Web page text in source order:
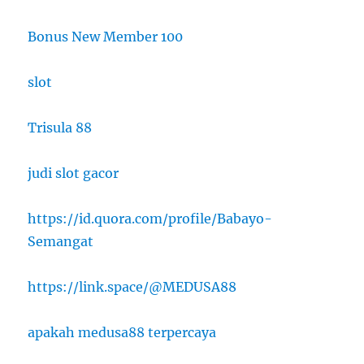
Bonus New Member 100
slot
Trisula 88
judi slot gacor
https://id.quora.com/profile/Babayo-
Semangat
https://link.space/@MEDUSA88
apakah medusa88 terpercaya